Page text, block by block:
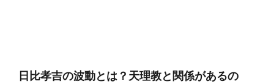
日比孝吉の波動とは？天理教と関係があるの